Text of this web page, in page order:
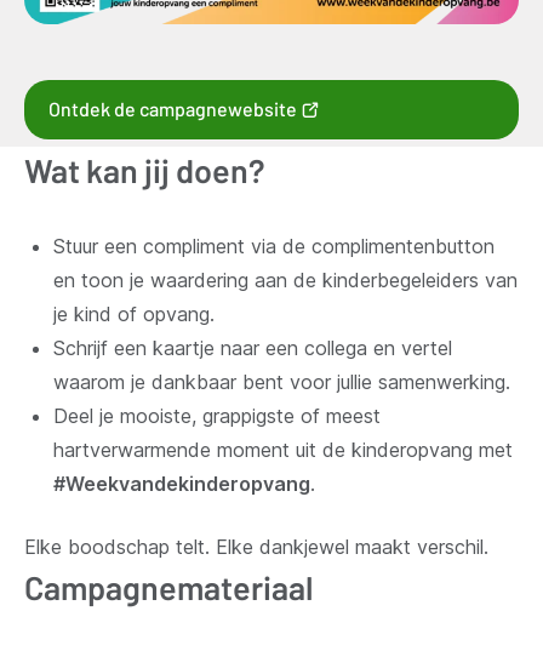
Ontdek de campagnewebsite
nieuw
Wat kan jij doen?
Stuur een compliment via de complimentenbutton
en toon je waardering aan de kinderbegeleiders van
je kind of opvang.
Schrijf een kaartje naar een collega en vertel
waarom je dankbaar bent voor jullie samenwerking.
Deel je mooiste, grappigste of meest
hartverwarmende moment uit de kinderopvang met
#Weekvandekinderopvang.
Elke boodschap telt. Elke dankjewel maakt verschil.
Campagnemateriaal